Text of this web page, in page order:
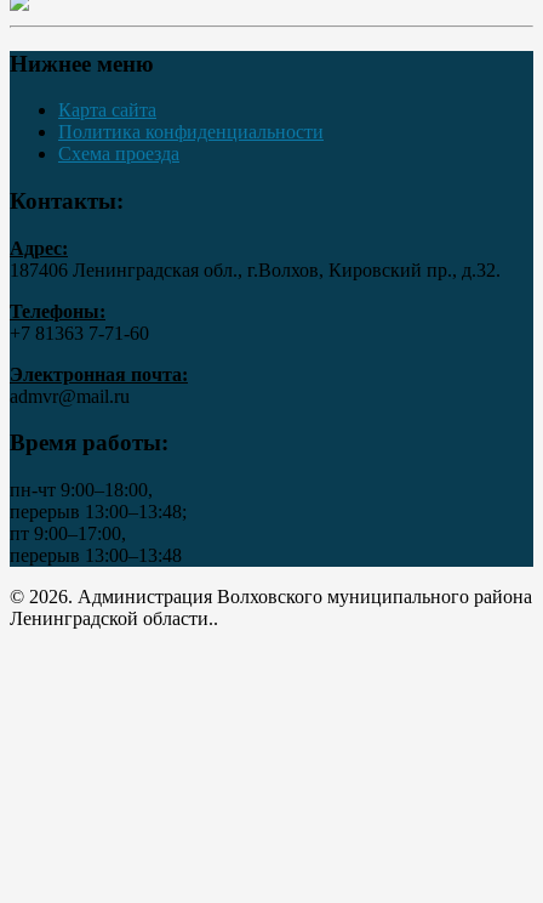
Нижнее меню
Карта сайта
Политика конфиденциальности
Схема проезда
Контакты:
Адрес:
187406 Ленинградская обл., г.Волхов, Кировский пр., д.32.
Телефоны:
+7 81363 7‑71-60
Электронная почта:
admvr@mail.ru
Время работы:
пн-чт 9:00–18:00,
перерыв 13:00–13:48;
пт 9:00–17:00,
перерыв 13:00–13:48
© 2026. Администрация Волховского муниципального района
Ленинградской области..